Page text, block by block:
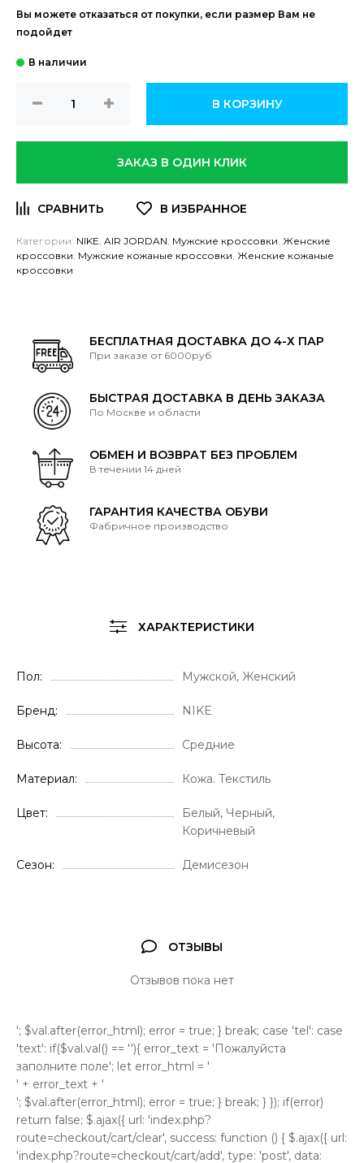
Вы можете отказаться от покупки, если размер Вам не
подойдет
В КОРЗИНУ
ЗАКАЗ В ОДИН КЛИК
Категории: NIKE AIR JORDAN Мужские кроссовки Женские
кроссовки Мужские кожаные кроссовки Женские кожаные
кроссовки
БЕСПЛАТНАЯ ДОСТАВКА ДО 4-Х ПАР
При заказе от 6000руб
БЫСТРАЯ ДОСТАВКА В ДЕНЬ ЗАКАЗА
По Москве и области
ОБМЕН И ВОЗВРАТ БЕЗ ПРОБЛЕМ
В течении 14 дней
ГАРАНТИЯ КАЧЕСТВА ОБУВИ
Фабричное производство
ХАРАКТЕРИСТИКИ
Пол Мужской, Женский
Бренд NIKE
Высота Средние
Материал Кожа. Текстиль
Цвет
Белый, Черный,
Коричневый
Сезон Демисезон
ОТЗЫВЫ
Отзывов пока нет
'; $val.after(error_html); error = true; } break; case 'tel': case
'text': if($val.val() == ''){ error_text = 'Пожалуйста
заполните поле'; let error_html = '
' + error_text + '
'; $val.after(error_html); error = true; } break; } }); if(error)
return false; $.ajax({ url: 'index.php?
route=checkout/cart/clear', success: function () { $.ajax({ url:
'index.php?route=checkout/cart/add', type: 'post', data: